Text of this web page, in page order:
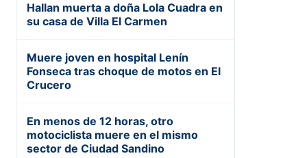
Hallan muerta a doña Lola Cuadra en
su casa de Villa El Carmen
Muere joven en hospital Lenín
Fonseca tras choque de motos en El
Crucero
En menos de 12 horas, otro
motociclista muere en el mismo
sector de Ciudad Sandino